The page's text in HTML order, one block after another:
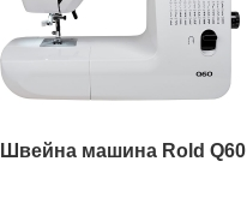
Швейна машина Rold Q60